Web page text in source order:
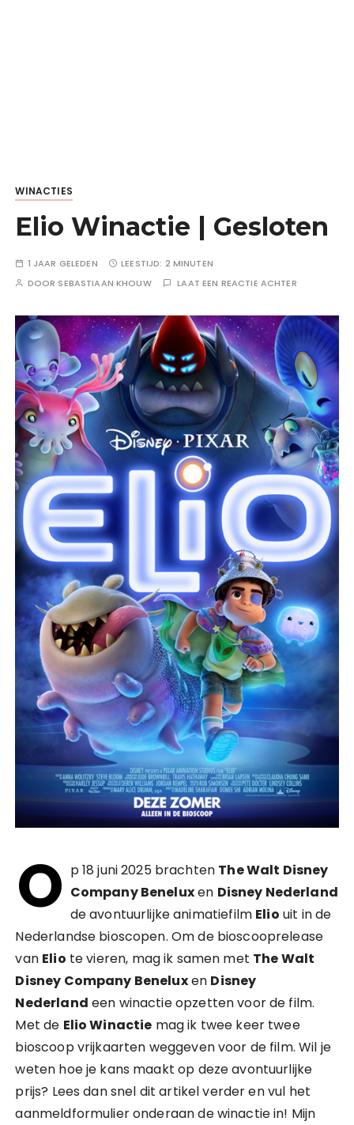
WINACTIES
Elio Winactie | Gesloten
1 JAAR GELEDEN LEESTIJD: 2 MINUTEN
DOOR SEBASTIAAN KHOUW LAAT EEN REACTIE ACHTER
O p 18 juni 2025 brachten The Walt Disney
Company Beneluxen Disney Nederland
de avontuurlijke animatiefilm Elio uit in de
Nederlandse bioscopen. Om de bioscooprelease
van Elio te vieren, mag ik samen met The Walt
Disney Company Beneluxen Disney
Nederland een winactie opzetten voor de film.
Met de Elio Winactie mag ik twee keer twee
bioscoop vrijkaarten weggeven voor de film. Wil je
weten hoe je kans maakt op deze avontuurlijke
prijs? Lees dan snel dit artikel verder en vul het
aanmeldformulier onderaan de winactie in! Mijn